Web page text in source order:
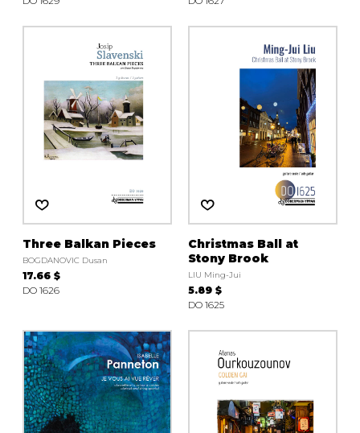
Three Balkan Pieces
BOGDANOVIC Dusan
17.66 $
DO 1626
Christmas Ball at
Stony Brook
LIU Ming-Jui
5.89 $
DO 1625